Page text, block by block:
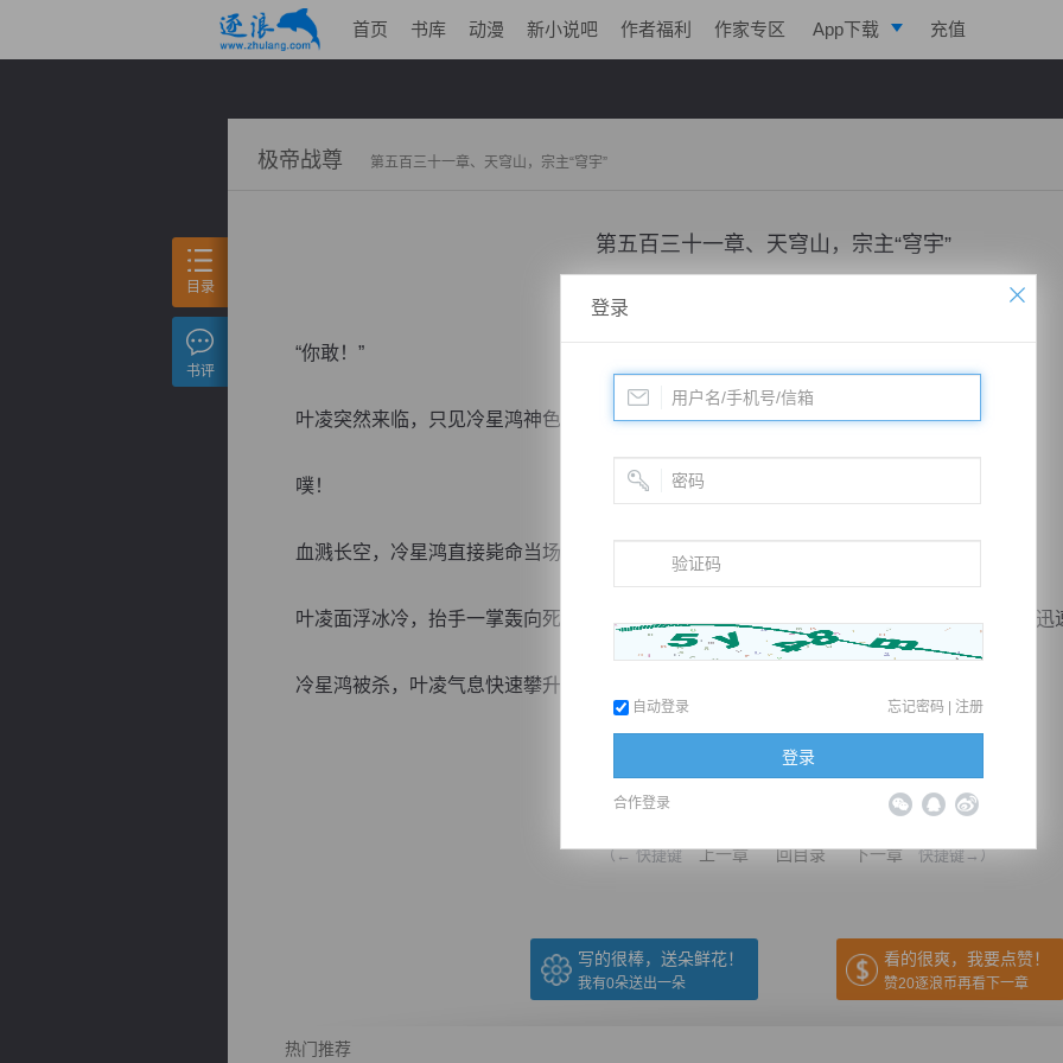
首页 书库 动漫 新小说吧 作者福利 作家专区 App下载 充值
极帝战尊 第五百三十一章、天穹山，宗主“穹宇”
第五百三十一章、天穹山，宗主“穹宇”
更新时间：2019-05-16 20:00 字数：3039
“你敢！”
叶凌突然来临，只见冷星鸿神色突然大变，开口怒喝之时。只见面前血光一闪而过。
噗！
血溅长空，冷星鸿直接毙命当场。
叶凌面浮冰冷，抬手一掌轰向死去的冷星鸿，只见冷星鸿身躯瞬间爆碎，化为一缕缕血雾迅
冷星鸿被杀，叶凌气息快速攀升，吸收了冷星鸿的力量，他...
（← 快捷键 上一章 回目录 下一章 快捷键→）
写的很棒，送朵鲜花！
我有0朵送出一朵
看的很爽，我要点赞！
赞20逐浪币再看下一章
热门推荐
目录
书评
登录
自动登录 忘记密码 | 注册
登录
合作登录